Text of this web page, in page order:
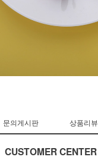
문의게시판 상품리뷰
CUSTOMER CENTER